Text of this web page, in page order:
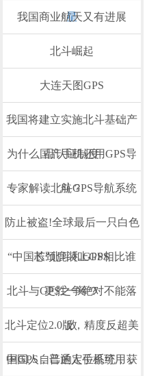
星
我国商业航天又有进展
北斗崛起
大连天图GPS
我国将建立实施北斗基础产
品认证制度
为什么国产手机还用GPS导
航？
专家解读北斗GPS导航系统
防止被盗!全球最后一只白色
长颈鹿装上GPS
“中国芯”北斗和GPS相比谁
更胜一筹？
北斗与GPS之争绝对不能落
败
北斗定位2.0版，精度反超美
国GPS，普通人手机可用，
中国人自己的定位系统，获